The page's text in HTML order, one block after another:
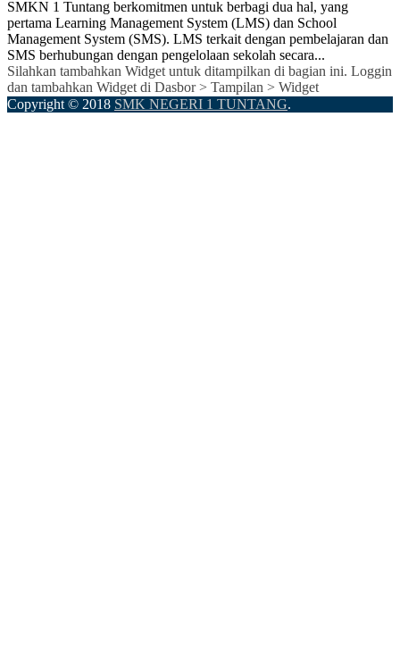
SMKN 1 Tuntang berkomitmen untuk berbagi dua hal, yang
pertama Learning Management System (LMS) dan School
Management System (SMS). LMS terkait dengan pembelajaran dan
SMS berhubungan dengan pengelolaan sekolah secara...
Silahkan tambahkan Widget untuk ditampilkan di bagian ini. Loggin
dan tambahkan Widget di Dasbor > Tampilan > Widget
Copyright © 2018 SMK NEGERI 1 TUNTANG.